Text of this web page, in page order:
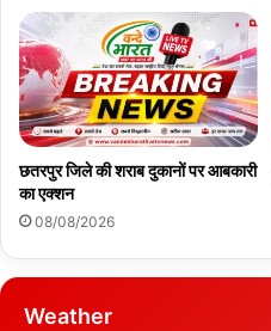
छतरपुर जिले की शराब दुकानों पर आबकारी
का एक्शन
08/08/2026
Weather